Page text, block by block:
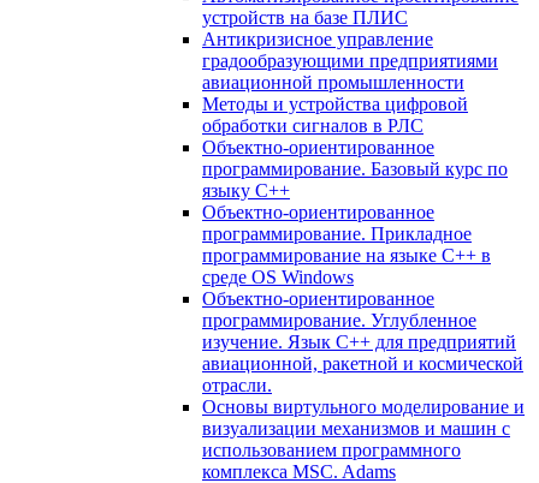
устройств на базе ПЛИС
Антикризисное управление
градообразующими предприятиями
авиационной промышленности
Методы и устройства цифровой
обработки сигналов в РЛС
Объектно-ориентированное
программирование. Базовый курс по
языку С++
Объектно-ориентированное
программирование. Прикладное
программирование на языке С++ в
среде OS Windows
Объектно-ориентированное
программирование. Углубленное
изучение. Язык С++ для предприятий
авиационной, ракетной и космической
отрасли.
Основы виртульного моделирование и
визуализации механизмов и машин с
использованием программного
комплекса MSC. Adams